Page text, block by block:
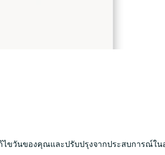
ขวันของคุณและปรับปรุงจากประสบการณ์ใ